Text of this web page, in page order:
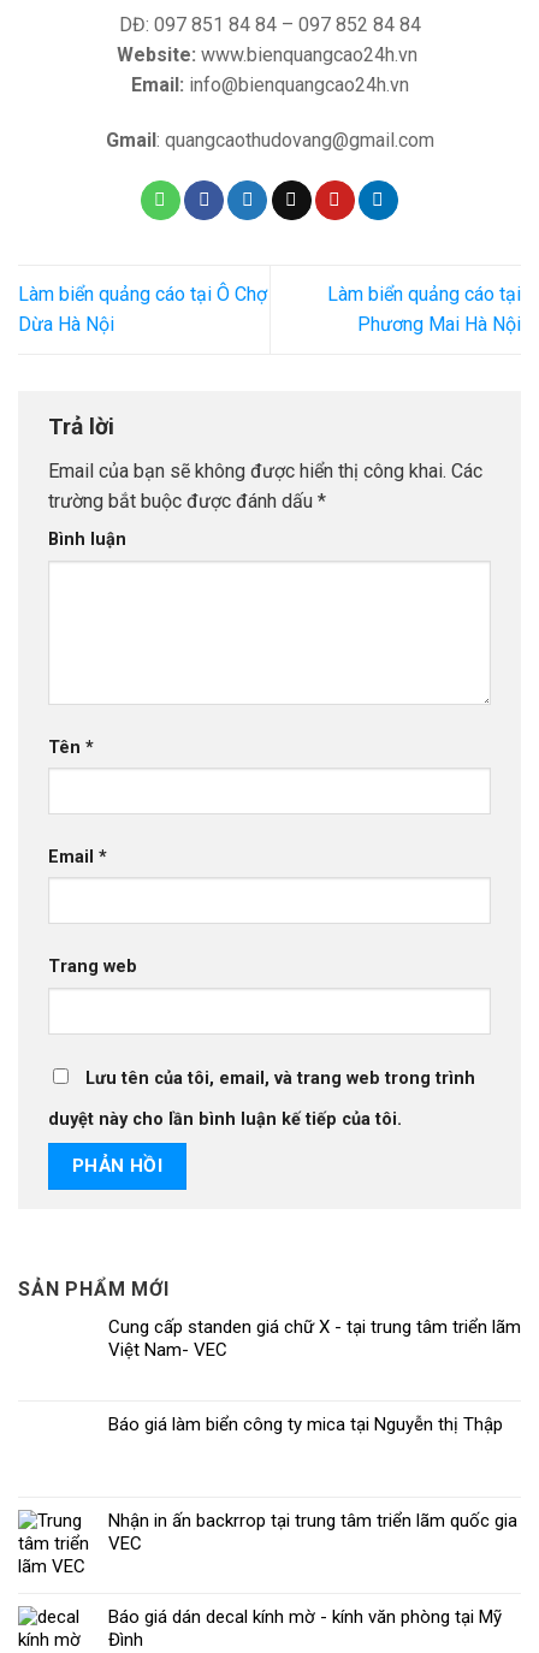
SẢN PHẨM MỚI
Cung cấp standen giá chữ X - tại trung tâm triển lãm
Việt Nam- VEC
Báo giá làm biển công ty mica tại Nguyễn thị Thập
Nhận in ấn backrrop tại trung tâm triển lãm quốc gia
VEC
Báo giá dán decal kính mờ - kính văn phòng tại Mỹ
Đình
DĐ: 097 851 84 84 – 097 852 84 84
Website: www.bienquangcao24h.vn
Email: info@bienquangcao24h.vn
Gmail : quangcaothudovang@gmail.com
Làm biển quảng cáo tại Ô Chợ
Dừa Hà Nội
Làm biển quảng cáo tại
Phương Mai Hà Nội
Trả lời
Email của bạn sẽ không được hiển thị công khai. Các
trường bắt buộc được đánh dấu *
Bình luận
Tên *
Email *
Trang web
Lưu tên của tôi, email, và trang web trong trình
duyệt này cho lần bình luận kế tiếp của tôi.